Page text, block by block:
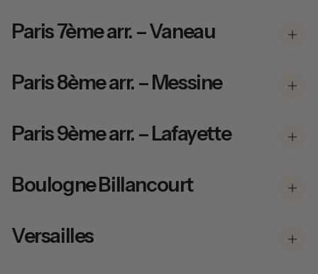
Paris 7ème arr. – Vaneau
Paris 8ème arr. – Messine
Paris 9ème arr. – Lafayette
Boulogne Billancourt
Versailles